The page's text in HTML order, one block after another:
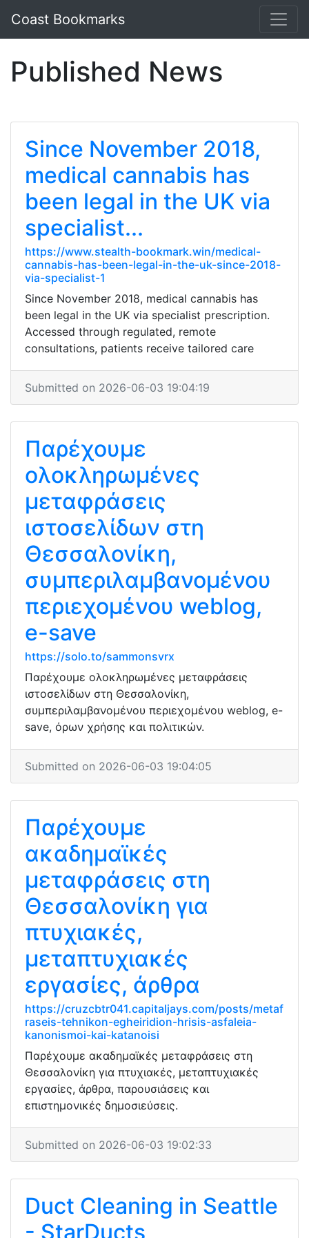
Coast Bookmarks
Published News
Since November 2018,
medical cannabis has
been legal in the UK via
specialist...
https://www.stealth-bookmark.win/medical-
cannabis-has-been-legal-in-the-uk-since-2018-
via-specialist-1
Since November 2018, medical cannabis has
been legal in the UK via specialist prescription.
Accessed through regulated, remote
consultations, patients receive tailored care
Submitted on 2026-06-03 19:04:19
Παρέχουμε
ολοκληρωμένες
μεταφράσεις
ιστοσελίδων στη
Θεσσαλονίκη,
συμπεριλαμβανομένου
περιεχομένου weblog,
e-save
https://solo.to/sammonsvrx
Παρέχουμε ολοκληρωμένες μεταφράσεις
ιστοσελίδων στη Θεσσαλονίκη,
συμπεριλαμβανομένου περιεχομένου weblog, e-
save, όρων χρήσης και πολιτικών.
Submitted on 2026-06-03 19:04:05
Παρέχουμε
ακαδημαϊκές
μεταφράσεις στη
Θεσσαλονίκη για
πτυχιακές,
μεταπτυχιακές
εργασίες, άρθρα
https://cruzcbtr041.capitaljays.com/posts/metaf
raseis-tehnikon-egheiridion-hrisis-asfaleia-
kanonismoi-kai-katanoisi
Παρέχουμε ακαδημαϊκές μεταφράσεις στη
Θεσσαλονίκη για πτυχιακές, μεταπτυχιακές
εργασίες, άρθρα, παρουσιάσεις και
επιστημονικές δημοσιεύσεις.
Submitted on 2026-06-03 19:02:33
Duct Cleaning in Seattle
- StarDucts